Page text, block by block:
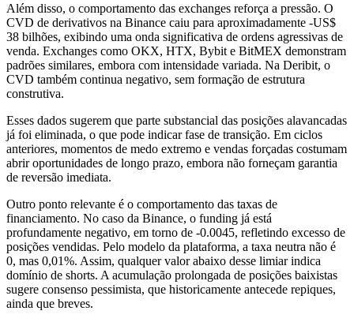
Além disso, o comportamento das exchanges reforça a pressão. O
CVD de derivativos na Binance caiu para aproximadamente -US$
38 bilhões, exibindo uma onda significativa de ordens agressivas de
venda. Exchanges como OKX, HTX, Bybit e BitMEX demonstram
padrões similares, embora com intensidade variada. Na Deribit, o
CVD também continua negativo, sem formação de estrutura
construtiva.
Esses dados sugerem que parte substancial das posições alavancadas
já foi eliminada, o que pode indicar fase de transição. Em ciclos
anteriores, momentos de medo extremo e vendas forçadas costumam
abrir oportunidades de longo prazo, embora não forneçam garantia
de reversão imediata.
Outro ponto relevante é o comportamento das taxas de
financiamento. No caso da Binance, o funding já está
profundamente negativo, em torno de -0.0045, refletindo excesso de
posições vendidas. Pelo modelo da plataforma, a taxa neutra não é
0, mas 0,01%. Assim, qualquer valor abaixo desse limiar indica
domínio de shorts. A acumulação prolongada de posições baixistas
sugere consenso pessimista, que historicamente antecede repiques,
ainda que breves.